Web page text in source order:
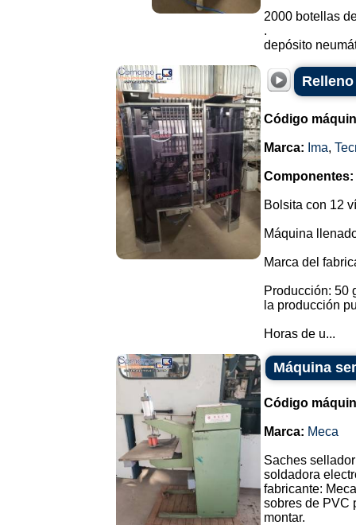
2000 botellas
.
depósito
Código
Marca: Ima,
Componentes:
Bolsita con 12
Máquina
Marca del
Producción: 50
la producción
Horas de u...
Máquina
Código
Marca: Meca
Saches sellador
soldadora
fabricante:
sobres de PVC
montar.